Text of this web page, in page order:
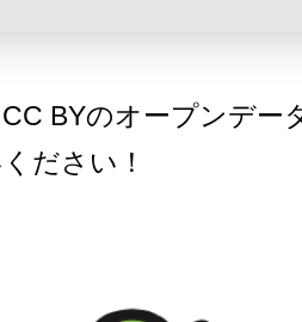
BYのオープンデー
ださい！